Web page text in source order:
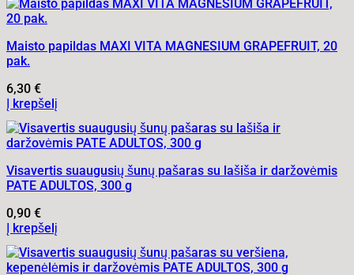
Maisto papildas MAXI VITA MAGNESIUM GRAPEFRUIT, 20
pak.
6,30 €
Į krepšelį
Visavertis suaugusių šunų pašaras su lašiša ir daržovėmis
PATE ADULTOS, 300 g
0,90 €
Į krepšelį